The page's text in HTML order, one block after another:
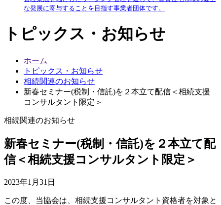
な発展に寄与することを目指す事業者団体です。
トピックス・お知らせ
ホーム
トピックス・お知らせ
相続関連のお知らせ
新春セミナー(税制・信託)を２本立て配信＜相続支援
コンサルタント限定＞
相続関連のお知らせ
新春セミナー(税制・信託)を２本立て配
信＜相続支援コンサルタント限定＞
2023年1月31日
この度、当協会は、相続支援コンサルタント資格者を対象と